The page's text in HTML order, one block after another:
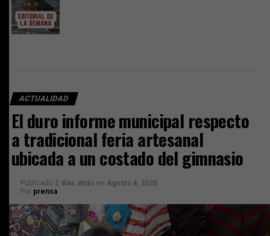
ACTUALIDAD
El duro informe municipal respecto
a tradicional feria artesanal
ubicada a un costado del gimnasio
Publicado 2 días atrás en Agosto 4, 2026
Por prensa